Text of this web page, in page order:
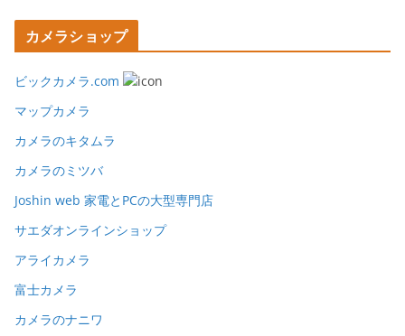
カメラショップ
ビックカメラ.com
マップカメラ
カメラのキタムラ
カメラのミツバ
Joshin web 家電とPCの大型専門店
サエダオンラインショップ
アライカメラ
富士カメラ
カメラのナニワ